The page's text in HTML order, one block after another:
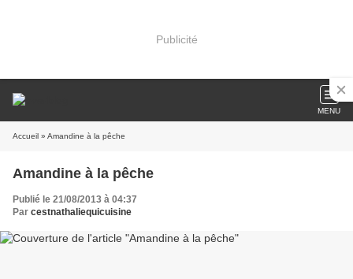
Publicité
MENU
Accueil » Amandine à la pêche
Amandine à la pêche
Publié le 21/08/2013 à 04:37
Par cestnathaliequicuisine